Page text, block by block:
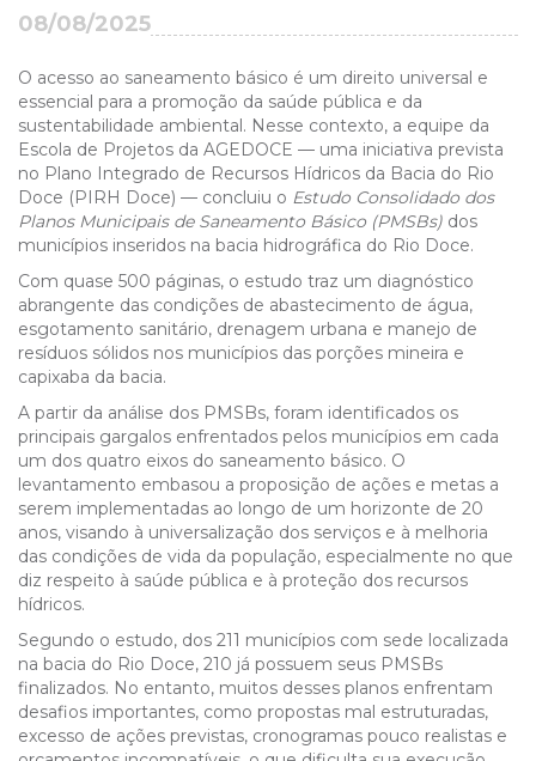
08/08/2025
O acesso ao saneamento básico é um direito universal e
essencial para a promoção da saúde pública e da
sustentabilidade ambiental. Nesse contexto, a equipe da
Escola de Projetos da AGEDOCE — uma iniciativa prevista
no Plano Integrado de Recursos Hídricos da Bacia do Rio
Doce (PIRH Doce) — concluiu o Estudo Consolidado dos
Planos Municipais de Saneamento Básico (PMSBs) dos
municípios inseridos na bacia hidrográfica do Rio Doce.
Com quase 500 páginas, o estudo traz um diagnóstico
abrangente das condições de abastecimento de água,
esgotamento sanitário, drenagem urbana e manejo de
resíduos sólidos nos municípios das porções mineira e
capixaba da bacia.
A partir da análise dos PMSBs, foram identificados os
principais gargalos enfrentados pelos municípios em cada
um dos quatro eixos do saneamento básico. O
levantamento embasou a proposição de ações e metas a
serem implementadas ao longo de um horizonte de 20
anos, visando à universalização dos serviços e à melhoria
das condições de vida da população, especialmente no que
diz respeito à saúde pública e à proteção dos recursos
hídricos.
Segundo o estudo, dos 211 municípios com sede localizada
na bacia do Rio Doce, 210 já possuem seus PMSBs
finalizados. No entanto, muitos desses planos enfrentam
desafios importantes, como propostas mal estruturadas,
excesso de ações previstas, cronogramas pouco realistas e